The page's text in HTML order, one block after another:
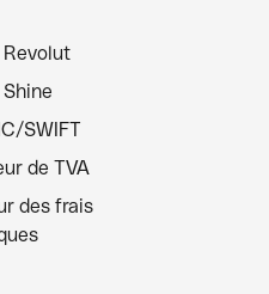
Revolut
SWIFT
de TVA
des frais